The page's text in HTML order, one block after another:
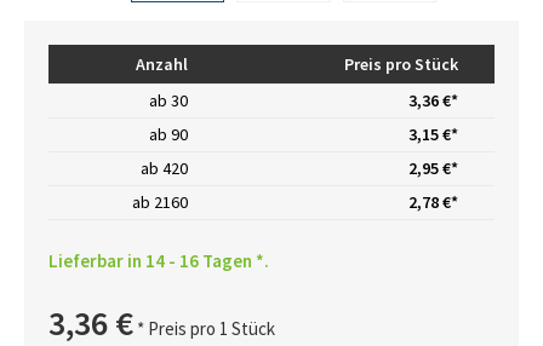
Anzahl
Preis pro Stück
ab 30
3,36 €*
ab 90
3,15 €*
ab 420
2,95 €*
ab 2160 2,78 €*
Lieferbar in 14 - 16 Tagen *.
3,36 € * Preis pro 1 Stück